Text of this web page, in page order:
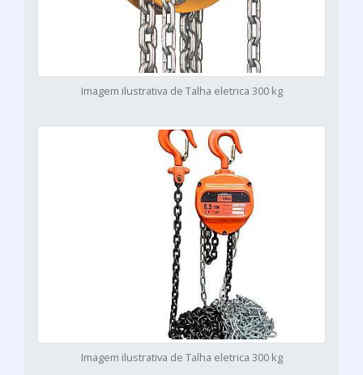
Imagem ilustrativa de Talha eletrica 300 kg
Imagem ilustrativa de Talha eletrica 300 kg